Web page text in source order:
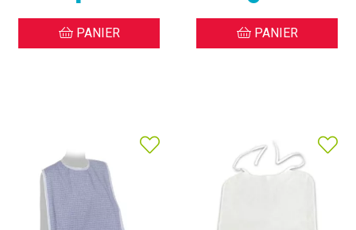
PANIER PANIER